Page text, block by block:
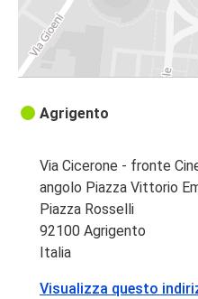
Agrigento
Via Cicerone - fronte
angolo Piazza Vittorio
Piazza Rosselli
92100 Agrigento
Italia
Visualizza questo